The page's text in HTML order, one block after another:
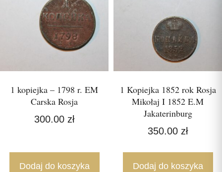
1 kopiejka – 1798 r. EM
Carska Rosja
300.00 zł
Dodaj do koszyka
1 Kopiejka 1852 rok Rosja
Mikołaj I 1852 E.M
Jakaterinburg
350.00 zł
Dodaj do koszyka